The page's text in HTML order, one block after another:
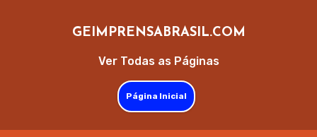
Ver Todas as Páginas
GEIMPRENSABRASIL.COM
Página Inicial